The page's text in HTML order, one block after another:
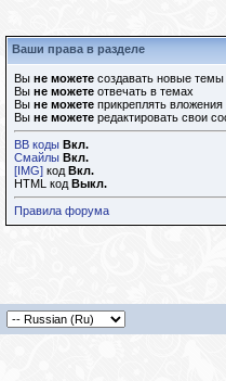
Ваши права в разделе
Вы не можете создавать новые темы
Вы не можете отвечать в темах
Вы не можете прикреплять вложения
Вы не можете редактировать свои
BB коды Вкл.
Смайлы Вкл.
[IMG] код Вкл.
HTML код Выкл.
Правила форума